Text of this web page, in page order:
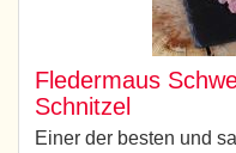
Fledermaus
Schnitzel
Einer der besten und